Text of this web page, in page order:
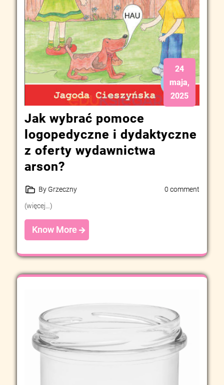
24
maja,
2025
Jak wybrać pomoce
logopedyczne i dydaktyczne
z oferty wydawnictwa
arson?
By Grzeczny 0 comment
(więcej…)
Know More